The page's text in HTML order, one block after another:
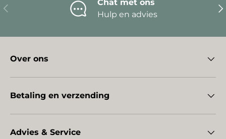
Vorige
Chat met ons
Hulp en advies
Over ons
Betaling en verzending
Advies & Service